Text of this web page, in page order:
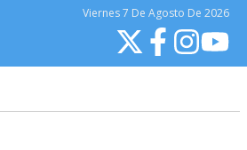
Viernes7 De Agosto De 2026